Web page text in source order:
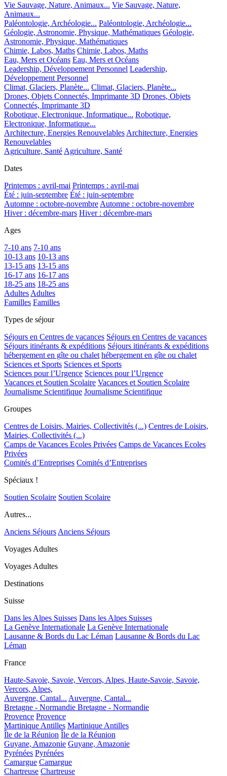
Vie Sauvage, Nature, Animaux... Vie Sauvage, Nature,
Animaux...
Paléontologie, Archéologie... Paléontologie, Archéologie...
Géologie, Astronomie, Physique, Mathématiques Géologie,
Astronomie, Physique, Mathématiques
Chimie, Labos, Maths Chimie, Labos, Maths
Eau, Mers et Océans Eau, Mers et Océans
Leadership, Développement Personnel Leadership,
Développement Personnel
Climat, Glaciers, Planète... Climat, Glaciers, Planète...
Drones, Objets Connectés, Imprimante 3D Drones, Objets
Connectés, Imprimante 3D
Robotique, Electronique, Informatique... Robotique,
Electronique, Informatique...
Architecture, Energies RenouvelablesArchitecture, Energies
Renouvelables
Agriculture, SantéAgriculture, Santé
Dates
Printemps : avril-mai Printemps : avril-mai
Été : juin-septembre Été : juin-septembre
Automne : octobre-novembreAutomne : octobre-novembre
Hiver : décembre-mars Hiver : décembre-mars
Ages
7-10 ans 7-10 ans
10-13 ans 10-13 ans
13-15 ans 13-15 ans
16-17 ans 16-17 ans
18-25 ans 18-25 ans
AdultesAdultes
Familles Familles
Types de séjour
Séjours en Centres de vacances Séjours en Centres de vacances
Séjours itinérants & expéditions Séjours itinérants & expéditions
hébergement en gîte ou chalet hébergement en gîte ou chalet
Sciences et Sports Sciences et Sports
Sciences pour l’Urgence Sciences pour l’Urgence
Vacances et Soutien Scolaire Vacances et Soutien Scolaire
Journalisme Scientifique Journalisme Scientifique
Groupes
Centres de Loisirs, Mairies, Collectivités (...) Centres de Loisirs,
Mairies, Collectivités (...)
Camps de Vacances Ecoles Privées Camps de Vacances Ecoles
Privées
Comités d’Entreprises Comités d’Entreprises
Spéciaux !
Soutien Scolaire Soutien Scolaire
Autres...
Anciens SéjoursAnciens Séjours
Voyages Adultes
Voyages Adultes
Destinations
Suisse
Dans les Alpes Suisses Dans les Alpes Suisses
La Genève Internationale La Genève Internationale
Lausanne & Bords du Lac Léman Lausanne & Bords du Lac
Léman
France
Haute-Savoie, Savoie, Vercors, Alpes, Haute-Savoie, Savoie,
Vercors, Alpes,
Auvergne, Cantal... Auvergne, Cantal...
Bretagne - Normandie Bretagne - Normandie
Provence Provence
Martinique Antilles Martinique Antilles
Île de la Réunion Île de la Réunion
Guyane, Amazonie Guyane, Amazonie
Pyrénées Pyrénées
Camargue Camargue
Chartreuse Chartreuse